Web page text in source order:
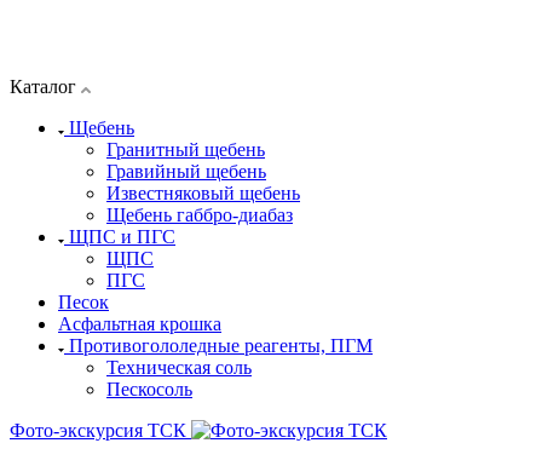
Каталог
Щебень
Гранитный щебень
Гравийный щебень
Известняковый щебень
Щебень габбро-диабаз
ЩПС и ПГС
ЩПС
ПГС
Песок
Асфальтная крошка
Противогололедные реагенты, ПГМ
Техническая соль
Пескосоль
Фото-экскурсия ТСК